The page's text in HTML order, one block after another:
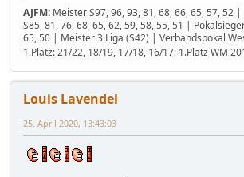
AJFM: Meister S97, 96, 93, 81, 68, 66, 65, 57, 52
S85, 81, 76, 68, 65, 62, 59, 58, 55, 51 |
65, 50 | Meister 3.Liga (S42) | Verbandspokal
1.Platz: 21/22, 18/19, 17/18, 16/17; 1.Platz WM
Louis Lavendel
25. April 2020, 13:43:03